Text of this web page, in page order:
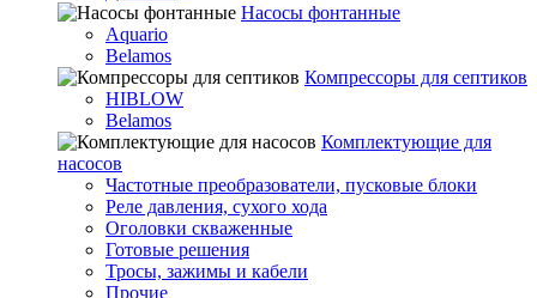
Насосы фонтанные
Aquario
Belamos
Компрессоры для септиков
HIBLOW
Belamos
Комплектующие для
насосов
Частотные преобразователи, пусковые блоки
Реле давления, сухого хода
Оголовки скваженные
Готовые решения
Тросы, зажимы и кабели
Прочие